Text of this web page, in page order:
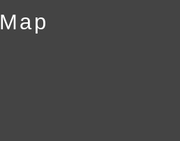
平成21年12月4日
Map